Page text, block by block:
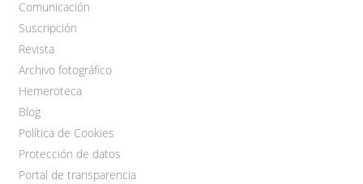
Comunicación
Suscripción
Revista
Archivo fotográfico
Hemeroteca
Blog
Política de Cookies
Protección de datos
Portal de transparencia